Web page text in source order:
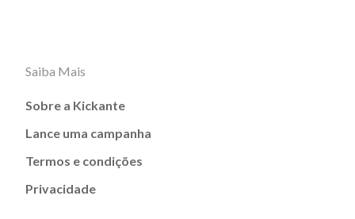
Saiba Mais
Sobre a Kickante
Lance uma campanha
Termos e condições
Privacidade